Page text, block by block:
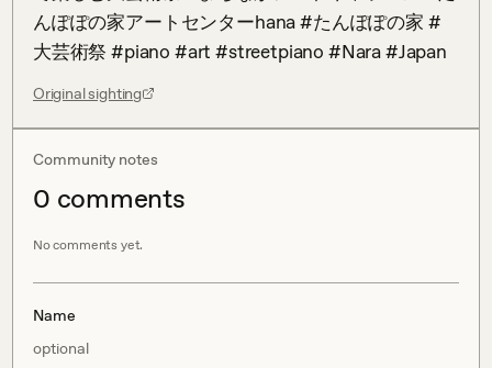
んぽぽの家アートセンターhana #たんぽぽの家 #
大芸術祭 #piano #art #streetpiano #Nara #Japan
Original sighting
Community notes
0 comments
No comments yet.
Name
optional